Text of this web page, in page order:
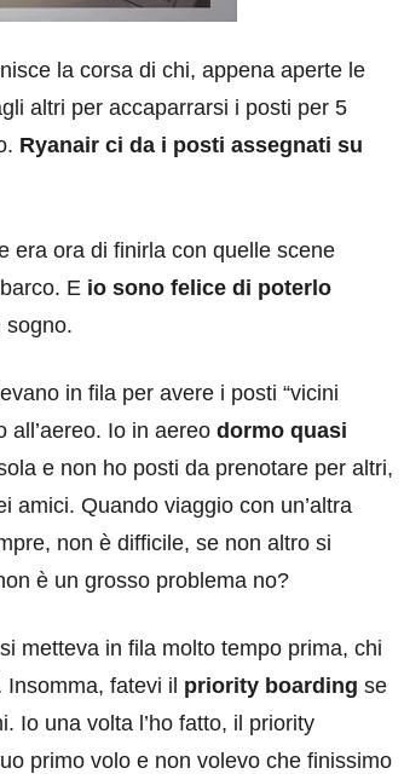
la corsa di chi, appena aperte le
altri per accaparrarsi i posti per 5
Ryanair ci da i posti assegnati su
era ora di finirla con quelle scene
E io sono felice di poterlo
sogno.
in fila per avere i posti “vicini
all’aereo. Io in aereo dormo quasi
e non ho posti da prenotare per altri,
amici. Quando viaggio con un’altra
non è difficile, se non altro si
è un grosso problema no?
metteva in fila molto tempo prima, chi
fatevi il priority boarding se
Io una volta l’ho fatto, il priority
primo volo e non volevo che finissimo
Eventi di aprile 2026 a
Rimini e dintorni